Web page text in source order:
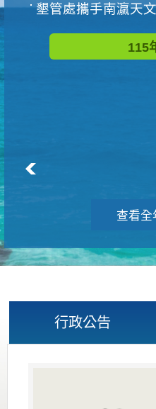
墾管處攜手南瀛天文館
115
查看全
行政公告